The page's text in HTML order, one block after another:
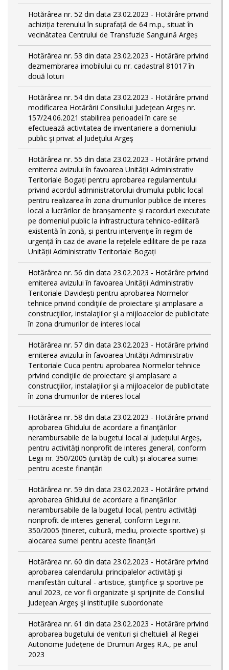
Hotărârea nr. 52 din data 23.02.2023 - Hotărâre privind
achiziția terenului în suprafață de 64 m.p., situat în
vecinătatea Centrului de Transfuzie Sanguină Argeș
Hotărârea nr. 53 din data 23.02.2023 - Hotărâre privind
dezmembrarea imobilului cu nr. cadastral 81017 în
două loturi
Hotărârea nr. 54 din data 23.02.2023 - Hotărâre privind
modificarea Hotărârii Consiliului Județean Argeș nr.
157/24.06.2021 stabilirea perioadei în care se
efectuează activitatea de inventariere a domeniului
public şi privat al Judeţului Argeş
Hotărârea nr. 55 din data 23.02.2023 - Hotărâre privind
emiterea avizului în favoarea Unității Administrativ
Teritoriale Bogați pentru aprobarea regulamentului
privind acordul administratorului drumului public local
pentru realizarea în zona drumurilor publice de interes
local a lucrărilor de branșamente și racorduri executate
pe domeniul public la infrastructura tehnico-edilitară
existentă în zonă, și pentru intervenție în regim de
urgență în caz de avarie la rețelele edilitare de pe raza
Unității Administrativ Teritoriale Bogați
Hotărârea nr. 56 din data 23.02.2023 - Hotărâre privind
emiterea avizului în favoarea Unității Administrativ
Teritoriale Davidești pentru aprobarea Normelor
tehnice privind condiţiile de proiectare şi amplasare a
construcţiilor, instalaţiilor şi a mijloacelor de publicitate
în zona drumurilor de interes local
Hotărârea nr. 57 din data 23.02.2023 - Hotărâre privind
emiterea avizului în favoarea Unității Administrativ
Teritoriale Cuca pentru aprobarea Normelor tehnice
privind condiţiile de proiectare şi amplasare a
construcţiilor, instalaţiilor şi a mijloacelor de publicitate
în zona drumurilor de interes local
Hotărârea nr. 58 din data 23.02.2023 - Hotărâre privind
aprobarea Ghidului de acordare a finanţărilor
nerambursabile de la bugetul local al județului Argeș,
pentru activităţi nonprofit de interes general, conform
Legii nr. 350/2005 (unități de cult) și alocarea sumei
pentru aceste finanțări
Hotărârea nr. 59 din data 23.02.2023 - Hotărâre privind
aprobarea Ghidului de acordare a finanţărilor
nerambursabile de la bugetul local, pentru activităţi
nonprofit de interes general, conform Legii nr.
350/2005 (tineret, cultură, mediu, proiecte sportive) și
alocarea sumei pentru aceste finanțări
Hotărârea nr. 60 din data 23.02.2023 - Hotărâre privind
aprobarea calendarului principalelor activităţi şi
manifestări cultural - artistice, ştiinţifice şi sportive pe
anul 2023, ce vor fi organizate şi sprijinite de Consiliul
Judeţean Argeş şi instituţiile subordonate
Hotărârea nr. 61 din data 23.02.2023 - Hotărâre privind
aprobarea bugetului de venituri și cheltuieli al Regiei
Autonome Județene de Drumuri Argeș R.A., pe anul
2023